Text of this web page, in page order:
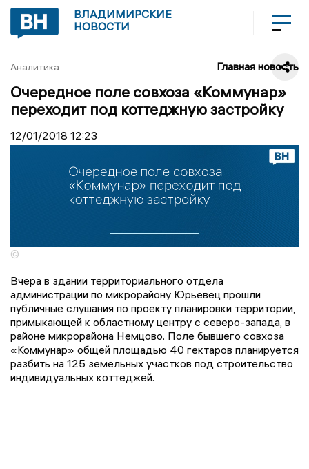
ВЛАДИМИРСКИЕ
НОВОСТИ
Аналитика Главная новость
Очередное поле совхоза «Коммунар»
переходит под коттеджную застройку
12/01/2018 12:23
©
Вчера в здании территориального отдела
администрации по микрорайону Юрьевец прошли
публичные слушания по проекту планировки территории,
примыкающей к областному центру с северо-запада, в
районе микрорайона Немцово. Поле бывшего совхоза
«Коммунар» общей площадью 40 гектаров планируется
разбить на 125 земельных участков под строительство
индивидуальных коттеджей.